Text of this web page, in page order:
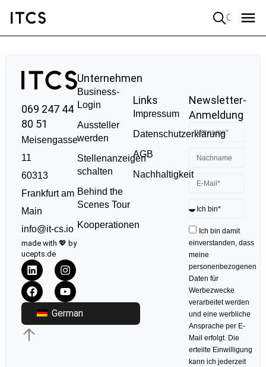
069 247 44
80 51
Meisengasse
11
60313
Frankfurt am
Main
info@it-cs.io
made with 💖 by
ucepts.de
German
Unternehmen
Business-
Login
Aussteller
werden
Stellenanzeigen
schalten
Behind the
Scenes Tour
Kooperationen
Links
Impressum
Datenschutzerklärung
AGB
Nachhaltigkeit
Newsletter-
Anmeldung
Ich bin damit
einverstanden, dass
meine
personenbezogenen
Daten für
Werbezwecke
verarbeitet werden
und eine werbliche
Ansprache per E-
Mail erfolgt. Die
erteilte Einwilligung
kann ich jederzeit